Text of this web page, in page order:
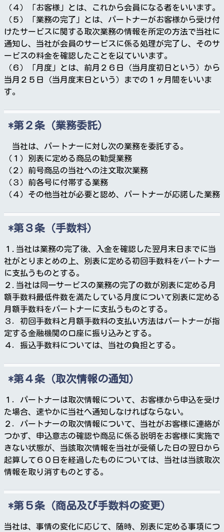
（４）「お客様」とは、これから会員になる者をいいます。
（５）「業務の完了」とは、パートナーがお客様から受け付
けたサービスに関する取次業務の情報を所定の方法で当社に
通知し、当社が会員のサービスに係る処理が完了し、そのサ
ービスの料金を確認したことを以ていいます。
（６）「月度」とは、前月２６日（当月度初日という）から
当月２５日（当月度末日という）までの１ヶ月間をいいま
す。
第２条（業務委託）
当社は、パートナーに対し次の業務を委託する。
（１）別表に定める商品の勧奨業務
（２）前号商品の当社への注文取次業務
（３）前各号に付帯する業務
（４）その他当社が必要と認め、パートナーが応諾した業務
第３条（手数料）
１.当社は業務の完了後、入金を確認した翌月末日までに当
社がとりまとめの上、別表に定める初回手数料をパートナー
に支払うものとする。
２.当社は同一サービスの業務の完了の数が別表に定める月
額手数料最低件数を満たしている月度について別表に定める
月額手数料をパートナーに支払うものとする。
３．初回手数料と月額手数料の支払い方法はパートナーが指
定する金融機関の口座に振り込みとする。
４．振込手数料については、当社の負担とする。
第４条（取次情報の通知）
１．パートナーは取次情報について、お客様から申込を受け
た場合、速やかに当社へ通知しなければならない。
２．パートナーの取次情報について、当社がお客様に連絡が
つかず、申込意志の確認や商品に係る説明をお客様に実施で
きない状態が、当該取次情報を当社が受領した日の翌日から
起算して６０日を経過したものについては、当社は当該取次
情報を取り消すものとする。
第５条（商品及び手数料の変更）
当社は、事情の変化に応じて、随時、別表に定める事項につ